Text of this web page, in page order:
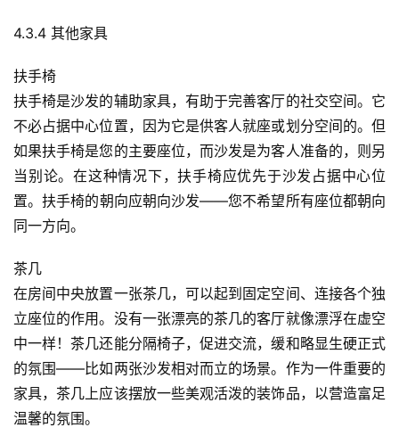
4.3.4 其他家具
扶手椅
扶手椅是沙发的辅助家具，有助于完善客厅的社交空间。它
不必占据中心位置，因为它是供客人就座或划分空间的。但
如果扶手椅是您的主要座位，而沙发是为客人准备的，则另
当别论。在这种情况下，扶手椅应优先于沙发占据中心位
置。扶手椅的朝向应朝向沙发——您不希望所有座位都朝向
同一方向。
茶几
在房间中央放置一张茶几，可以起到固定空间、连接各个独
立座位的作用。没有一张漂亮的茶几的客厅就像漂浮在虚空
中一样！茶几还能分隔椅子，促进交流，缓和略显生硬正式
的氛围——比如两张沙发相对而立的场景。作为一件重要的
家具，茶几上应该摆放一些美观活泼的装饰品，以营造富足
温馨的氛围。